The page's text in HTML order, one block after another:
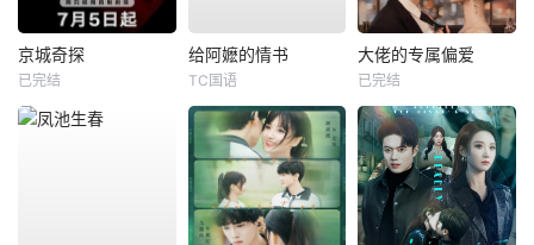
京城奇探
已完结
给阿嬷的情书
TC国语
大佬的专属偏爱
已完结